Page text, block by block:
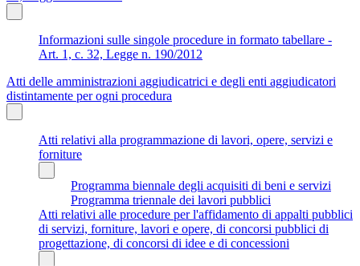
Informazioni sulle singole procedure in formato tabellare -
Art. 1, c. 32, Legge n. 190/2012
Atti delle amministrazioni aggiudicatrici e degli enti aggiudicatori
distintamente per ogni procedura
Atti relativi alla programmazione di lavori, opere, servizi e
forniture
Programma biennale degli acquisiti di beni e servizi
Programma triennale dei lavori pubblici
Atti relativi alle procedure per l'affidamento di appalti pubblici
di servizi, forniture, lavori e opere, di concorsi pubblici di
progettazione, di concorsi di idee e di concessioni